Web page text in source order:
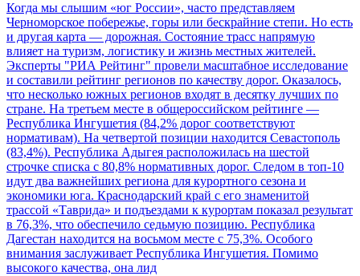
Когда мы слышим «юг России», часто представляем
Черноморское побережье, горы или бескрайние степи. Но есть
и другая карта — дорожная. Состояние трасс напрямую
влияет на туризм, логистику и жизнь местных жителей.
Эксперты "РИА Рейтинг" провели масштабное исследование
и составили рейтинг регионов по качеству дорог. Оказалось,
что несколько южных регионов входят в десятку лучших по
стране. На третьем месте в общероссийском рейтинге —
Республика Ингушетия (84,2% дорог соответствуют
нормативам). На четвертой позиции находится Севастополь
(83,4%). Республика Адыгея расположилась на шестой
строчке списка с 80,8% нормативных дорог. Следом в топ-10
идут два важнейших региона для курортного сезона и
экономики юга. Краснодарский край с его знаменитой
трассой «Таврида» и подъездами к курортам показал результат
в 76,3%, что обеспечило седьмую позицию. Республика
Дагестан находится на восьмом месте с 75,3%. Особого
внимания заслуживает Республика Ингушетия. Помимо
высокого качества, она лид